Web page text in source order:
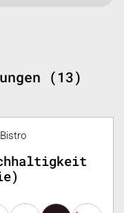
(13)